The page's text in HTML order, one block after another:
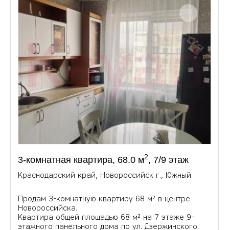
3-комнатная квартира, 68.0 м2, 7/9 этаж
Краснодарский край, Новороссийск г., Южный
Продам 3-комнатную квартиру 68 м² в центре
Новороссийска.
Квартира общей площадью 68 м² на 7 этаже 9-
этажного панельного дома по ул. Дзержинского.